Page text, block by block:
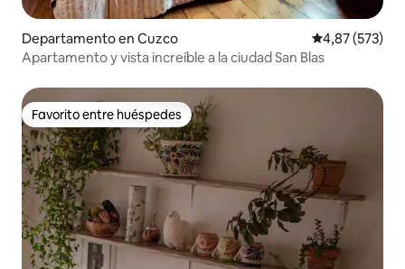
Departamento en Cuzco Calificación
4,87 (573)
Apartamento y vista increíble a la ciudad San Blas
Favorito entre huéspedes
Favorito entre huéspedes